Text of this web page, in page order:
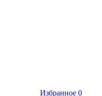
Избранное 0